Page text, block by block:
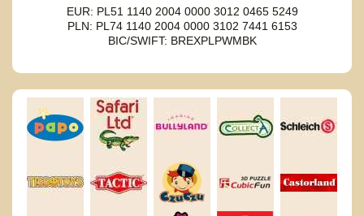
EUR: PL51 1140 2004 0000 3012 0465 5249
PLN: PL74 1140 2004 0000 3102 7441 6153
BIC/SWIFT: BREXPLPWMBK